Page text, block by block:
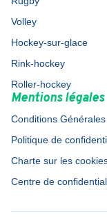
Volley
Hockey-sur-glace
Rink-hockey
Roller-hockey
Mentions légales
Conditions Générales
Politique de
Charte sur les
Centre de